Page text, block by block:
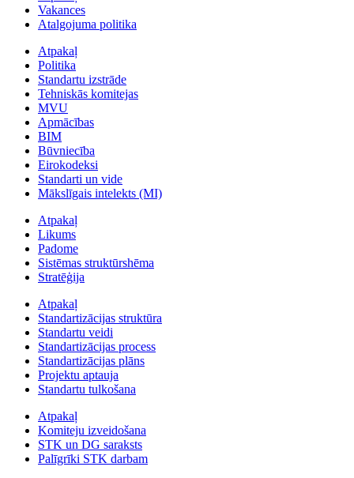
Vakances
Atalgojuma politika
Atpakaļ
Politika
Standartu izstrāde
Tehniskās komitejas
MVU
Apmācības
BIM
Būvniecība
Eirokodeksi
Standarti un vide
Mākslīgais intelekts (MI)
Atpakaļ
Likums
Padome
Sistēmas struktūrshēma
Stratēģija
Atpakaļ
Standartizācijas struktūra
Standartu veidi
Standartizācijas process
Standartizācijas plāns
Projektu aptauja
Standartu tulkošana
Atpakaļ
Komiteju izveidošana
STK un DG saraksts
Palīgrīki STK darbam